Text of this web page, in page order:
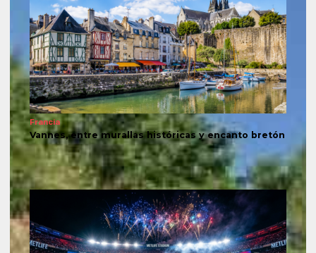
Francia
Vannes, entre murallas históricas y encanto bretón